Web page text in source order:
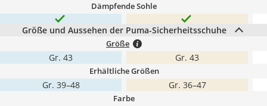
Dämpfende Sohle
Größe und Aussehen der Puma-Sicherheitsschuhe
Größe
Gr. 43 Gr. 43
Erhältliche Größen
Gr. 39–48 Gr. 36–47
Farbe